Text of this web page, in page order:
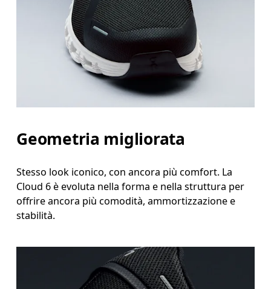
Geometria migliorata
Stesso look iconico, con ancora più comfort. La
Cloud 6 è evoluta nella forma e nella struttura per
offrire ancora più comodità, ammortizzazione e
stabilità.